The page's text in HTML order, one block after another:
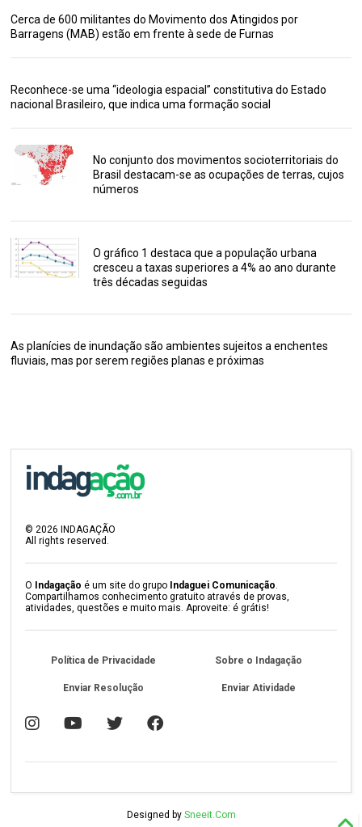
Cerca de 600 militantes do Movimento dos Atingidos por
Barragens (MAB) estão em frente à sede de Furnas
Reconhece-se uma “ideologia espacial” constitutiva do Estado
nacional Brasileiro, que indica uma formação social
No conjunto dos movimentos socioterritoriais do
Brasil destacam-se as ocupações de terras, cujos
números
O gráfico 1 destaca que a população urbana
cresceu a taxas superiores a 4% ao ano durante
três décadas seguidas
As planícies de inundação são ambientes sujeitos a enchentes
fluviais, mas por serem regiões planas e próximas
©2026 INDAGAÇÃO
All rights reserved.
O Indagação é um site do grupo Indaguei Comunicação.
Compartilhamos conhecimento gratuito através de provas,
atividades, questões e muito mais. Aproveite: é grátis!
Política de Privacidade Sobre o Indagação
Enviar Resolução Enviar Atividade
Designed by Sneeit.Com